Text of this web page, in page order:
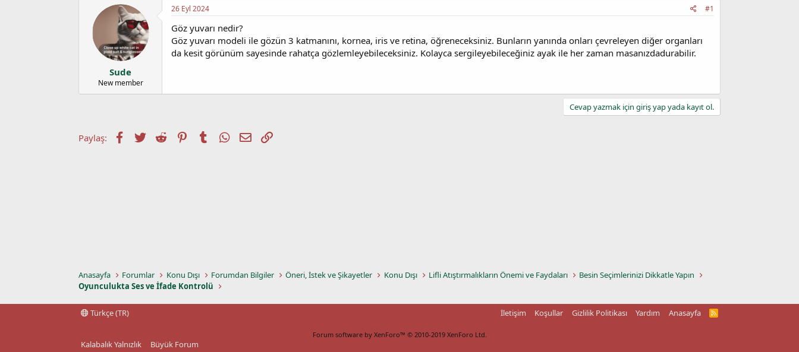
a
ş
l
a
n
g
ı
ç
t
a
i
Sude
New member
26 Eyl 2024 #1
Göz yuvarı nedir?
Göz yuvarı modeli ile gözün 3 katmanını, kornea, iris ve retina, öğreneceksiniz. Bunların yanında onları çevreleyen diğer organları
da kesit görünüm sayesinde rahatça gözlemleyebileceksiniz. Kolayca sergileyebileceğiniz ayak ile her zaman masanızdadurabilir.
Cevap yazmak için giriş yap yada kayıt ol.
Paylaş: Facebook
TwitterReddit PinterestTumblrWhatsApp
E-postaLink
Anasayfa Forumlar Konu Dışı Forumdan Bilgiler Öneri, İstek ve Şikayetler Konu Dışı Lifli Atıştırmalıkların Önemi ve Faydaları
Besin Seçimlerinizi Dikkatle Yapın
Oyunculukta Ses ve İfade Kontrolü
Türkçe (TR) İletişim Koşullar Gizlilik Politikası Yardım Anasayfa
R
Forum software by XenForo™ © 2010-2019 XenForo Ltd.
Kalabalık Yalnızlık Büyük Forum